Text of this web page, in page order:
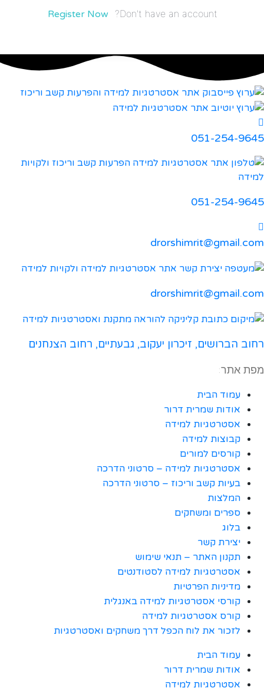
Don't have an account?
Register Now
051-254-9645
051-254-9645
drorshimrit@gmail.com
drorshimrit@gmail.com​
רחוב הברושים, זיכרון יעקוב, גבעתיים, רחוב הצנחנים
מפת אתר:
עמוד הבית
אודות שמרית דרור
אסטרטגיות למידה
קבוצות למידה
קורסים למורים
אסטרטגיות למידה – סרטוני הדרכה
בעיות קשב וריכוז – סרטוני הדרכה
המלצות
ספרים ומשחקים
בלוג
יצירת קשר
תקנון האתר – תנאי שימוש
אסטרטגיות למידה לסטודנטים
מדיניות הפרטיות
קורסי אסטרטגיות למידה באנגלית
קורס אסטרטגיות למידה
לזכור את לוח הכפל דרך משחקים ואסטרטגיות
עמוד הבית
אודות שמרית דרור
אסטרטגיות למידה